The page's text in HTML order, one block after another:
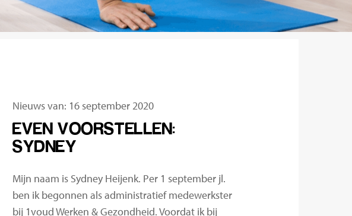
Nieuws van: 16 september 2020
EVEN VOORSTELLEN:
SYDNEY
Mijn naam is Sydney Heijenk. Per 1 september jl.
ben ik begonnen als administratief medewerkster
bij 1voud Werken & Gezondheid. Voordat ik bij